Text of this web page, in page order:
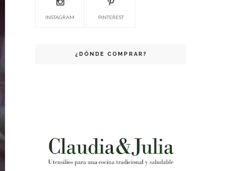
INSTAGRAM PINTEREST
¿DÓNDE COMPRAR?